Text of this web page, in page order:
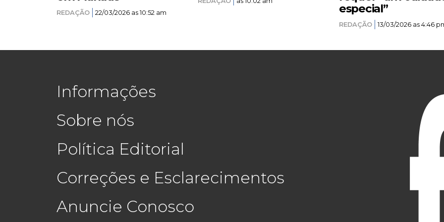
REDAÇÃO 22/03/2026 as 10:52 am
especial”
REDAÇÃO 13/03/2026 as 4:46
Informações
Sobre nós
Política Editorial
Correções e Esclarecimentos
Anuncie Conosco